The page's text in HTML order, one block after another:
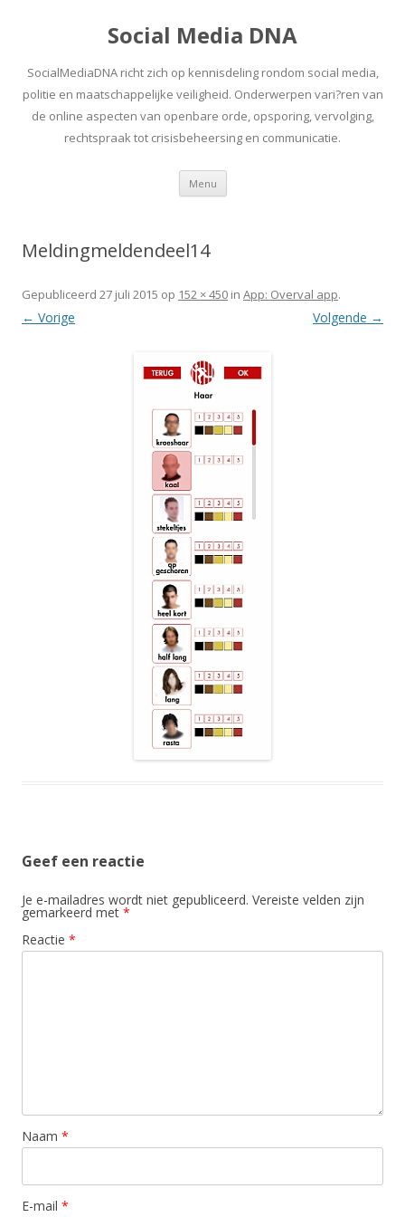
Social Media DNA
SocialMediaDNA richt zich op kennisdeling rondom social media,
politie en maatschappelijke veiligheid. Onderwerpen vari?ren van
de online aspecten van openbare orde, opsporing, vervolging,
rechtspraak tot crisisbeheersing en communicatie.
Menu Spring
inhoud
Meldingmeldendeel14
Gepubliceerd 27 juli 2015 op 152 × 450 in App: Overval app.
← Vorige Volgende →
Geef een reactie
Je e-mailadres wordt niet gepubliceerd. Vereiste velden zijn
gemarkeerd met *
Reactie *
Naam *
E-mail *